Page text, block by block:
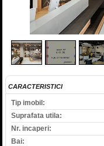
CARACTERISTICI
Tip imobil:
Suprafata utila:
Nr. incaperi:
Bai: